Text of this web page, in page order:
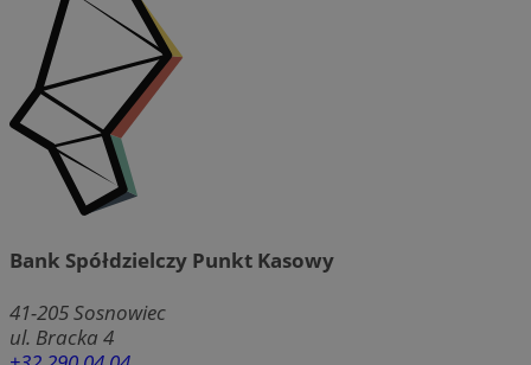
Bank Spółdzielczy Punkt Kasowy
41-205Sosnowiec
ul. Bracka 4